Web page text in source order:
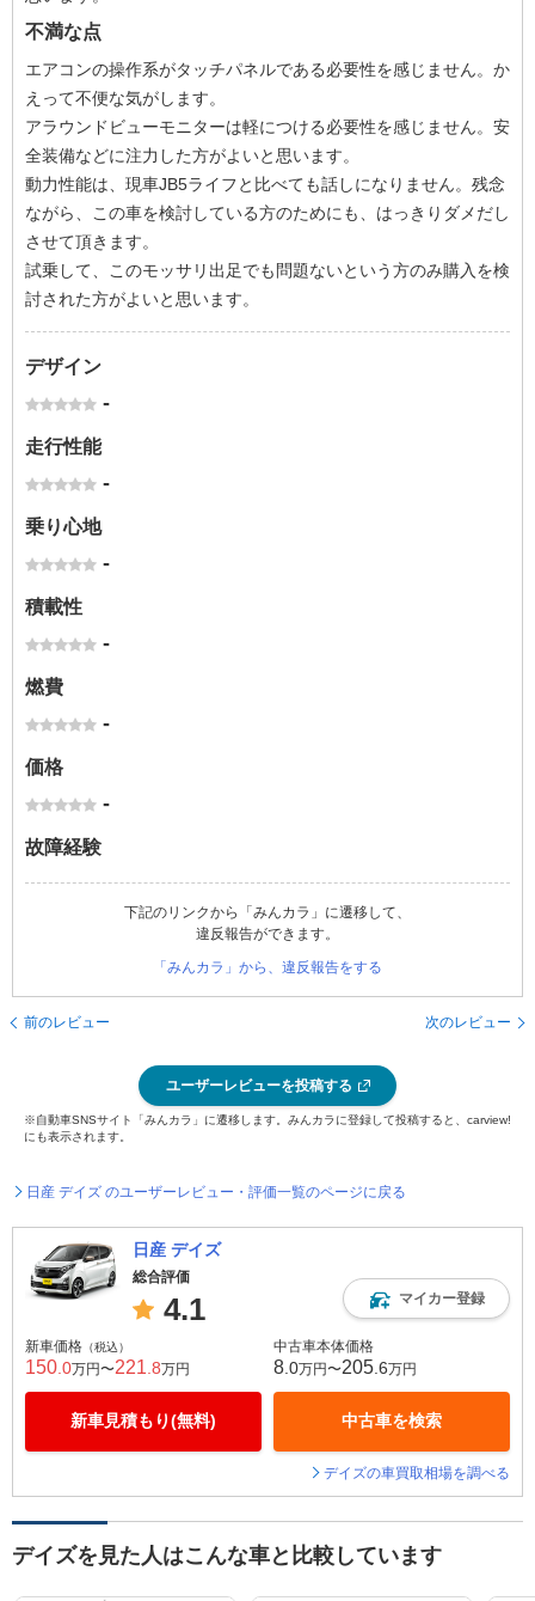
不満な点
エアコンの操作系がタッチパネルである必要性を感じません。か
えって不便な気がします。
アラウンドビューモニターは軽につける必要性を感じません。安
全装備などに注力した方がよいと思います。
動力性能は、現車JB5ライフと比べても話しになりません。残念
ながら、この車を検討している方のためにも、はっきりダメだし
させて頂きます。
試乗して、このモッサリ出足でも問題ないという方のみ購入を検
討された方がよいと思います。
デザイン
-
走行性能
-
乗り心地
-
積載性
-
燃費
-
価格
-
故障経験
下記のリンクから「みんカラ」に遷移して、
違反報告ができます。
「みんカラ」から、違反報告をする
前のレビュー 次のレビュー
ユーザーレビューを投稿する
※自動車SNSサイト「みんカラ」に遷移します。みんカラに登録して投稿すると、carview!
にも表示されます。
日産 デイズ のユーザーレビュー・評価一覧のページに戻る
日産 デイズ
総合評価
4.1 マイカー登録
新車価格 （税込）
150 .0万円〜221 .8万円
新車見積もり(無料)
中古車本体価格
8 .0万円〜205 .6万円
中古車を検索
デイズの車買取相場を調べる
デイズを見た人はこんな車と比較しています